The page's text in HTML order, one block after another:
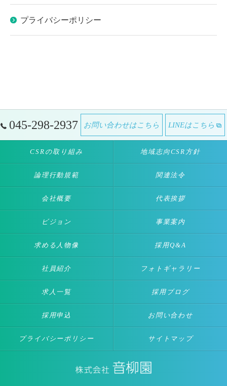
プライバシーポリシー
045-298-2937 お問い合わせはこちら LINEはこちら
CSRの取り組み 地域志向CSR方針
論理行動規範 関連法令
会社概要 代表挨拶
ビジョン 事業案内
求める人物像 採用Q&A
社員紹介 フォトギャラリー
求人一覧 採用ブログ
採用申込 お問い合わせ
プライバシーポリシー サイトマップ